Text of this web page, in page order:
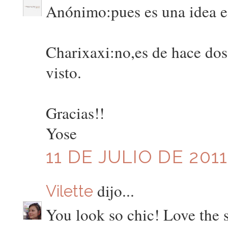
Anónimo:pues es una idea
Charixaxi:no,es de hace
visto.
Gracias!!
Yose
11 DE JULIO DE
Vilette dijo...
You look so chic! Love the